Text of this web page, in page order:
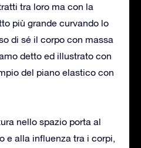
tra loro ma con la
più grande curvando lo
di sé il corpo con massa
detto ed illustrato con
del piano elastico con
nello spazio porta al
e alla influenza tra i corpi,